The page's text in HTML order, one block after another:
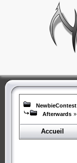
NewbieContest
Afterwards »
Accueil